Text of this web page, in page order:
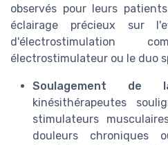
observés pour leurs
éclairage précieux sur
d'électrostimulation
électrostimulateur ou le duo
Soulagement de
kinésithérapeutes
stimulateurs
douleurs chroniques